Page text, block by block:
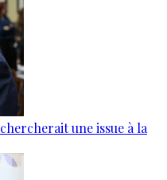
une issue à la